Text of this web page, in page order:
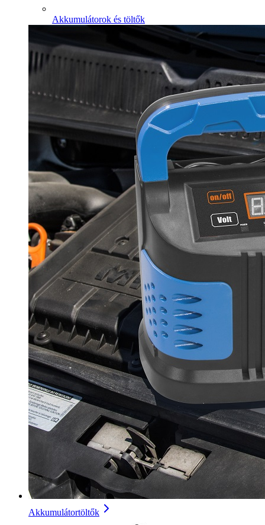
Akkumulátorok és töltők
Akkumulátortöltők